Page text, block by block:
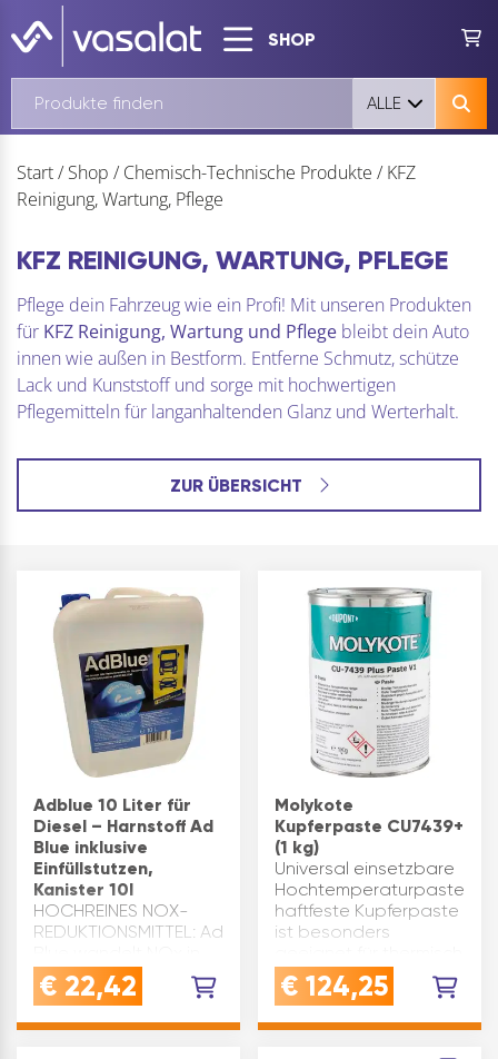
SHOP
ALLE
Start/ Shop / Chemisch-Technische Produkte / KFZ
Reinigung, Wartung, Pflege
KFZ REINIGUNG, WARTUNG, PFLEGE
Pflege dein Fahrzeug wie ein Profi! Mit unseren Produkten
für KFZ Reinigung, Wartung und Pflege bleibt dein Auto
innen wie außen in Bestform. Entferne Schmutz, schütze
Lack und Kunststoff und sorge mit hochwertigen
Pflegemitteln für langanhaltenden Glanz und Werterhalt.
ZUR ÜBERSICHT
Adblue 10 Liter für
Diesel – Harnstoff Ad
Blue inklusive
Einfüllstutzen,
Kanister 10l
HOCHREINES NOX-
REDUKTIONSMITTEL: Ad
unschädliches Wasser
und Stickstoff um -
Dieselfahrzeuge mit
€ 22,42
Molykote
Kupferpaste CU7439+
(1 kg)
Universal einsetzbare
haftfeste Kupferpaste
ist besonders
hochbelastete
Bauteile, wie z. B.
Bremsnocken und -
€ 124,25